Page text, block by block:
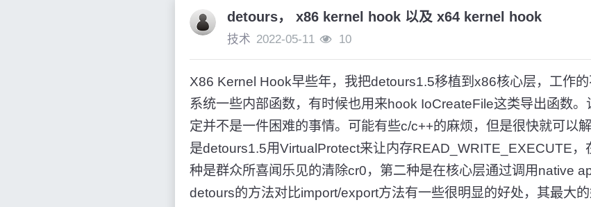
detours， x86 kernel hook 以及 x64 kernel hook
技术 2022-05-11 10
X86 Kernel Hook早些年，我把detours1.5移植到x86核心层，工作
系统一些内部函数，有时候也用来hook IoCreateFile这类导出函数
定并不是一件困难的事情。可能有些c/c++的麻烦，但是很快就可以
是detours1.5用VirtualProtect来让内存READ_WRITE_EXECUTE，
种是群众所喜闻乐见的清除cr0，第二种是在核心层通过调用native
detours的方法对比import/export方法有一些很明显的好处，其最大